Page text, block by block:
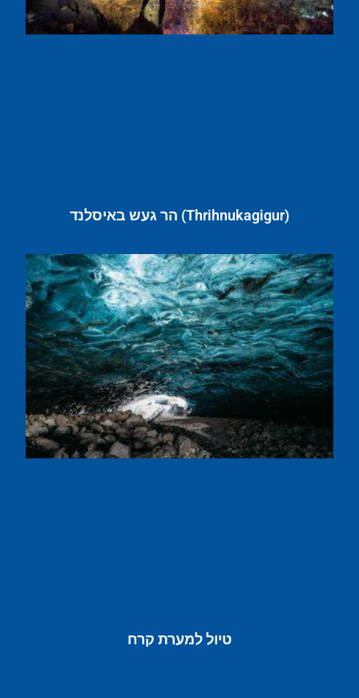
(Thrihnukagigur) הר געש באיסלנד
טיול למערת קרח